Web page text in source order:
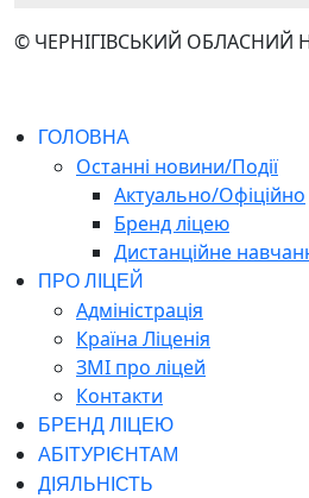
© ЧЕРНІГІВСЬКИЙ ОБЛАСНИЙ
ГОЛОВНА
Останні новини/Події
Актуально/Офіційно
Бренд ліцею
Дистанційне
ПРО ЛІЦЕЙ
Адміністрація
Країна Ліценія
ЗМІ про ліцей
Контакти
БРЕНД ЛІЦЕЮ
АБІТУРІЄНТАМ
ДІЯЛЬНІСТЬ